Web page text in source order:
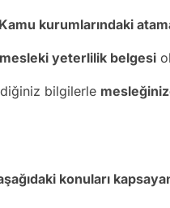
Kamu kurumlarındaki
mesleki yeterlilik belgesi
bilgilerle
konuları